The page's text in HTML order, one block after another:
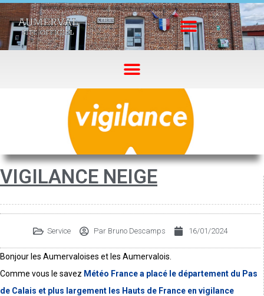
VIGILANCE NEIGE
Service Par Bruno Descamps 16/01/2024
Bonjour les Aumervaloises et les Aumervalois.
Comme vous le savez Météo France a placé le département du Pas
de Calais et plus largement les Hauts de France en vigilance